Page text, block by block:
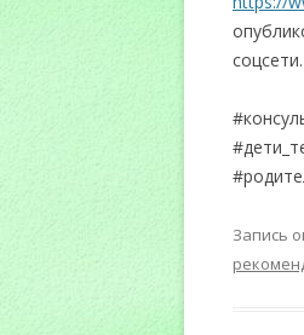
соцсети.
Запись